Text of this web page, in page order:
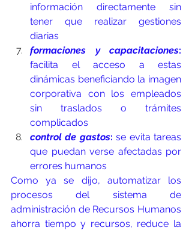
información directamente sin
tener que realizar gestiones
diarias
formaciones y capacitaciones:
facilita el acceso a estas
dinámicas beneficiando la imagen
corporativa con los empleados
sin traslados o trámites
complicados
control de gastos: se evita tareas
que puedan verse afectadas por
errores humanos
Como ya se dijo, automatizar los
procesos del sistema de
administración de Recursos Humanos
ahorra tiempo y recursos, reduce la